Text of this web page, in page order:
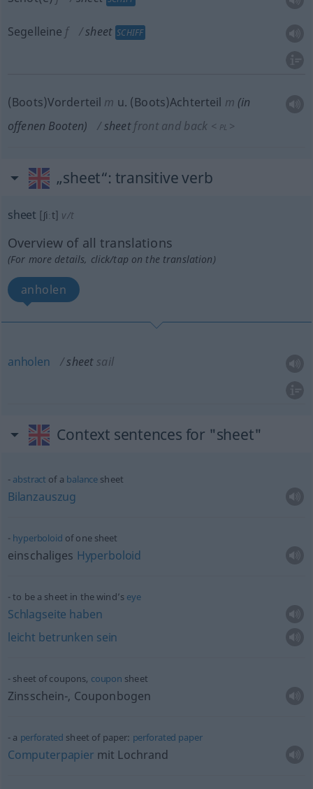
Segelleine f sheet SCHIFF
(Boots)Vorderteil m u. (Boots)Achterteil m (in
offenen Booten)
sheet front and back < PL >
„sheet“: transitive verb
sheet [ʃiːt] v/t
Overview of all translations
(For more details, click/tap on the translation)
anholen
anholen sheet sail
Context sentences for "sheet"
abstract of a balance sheet
Bilanzauszug
hyperboloid of one sheet
einschaliges Hyperboloid
to be a sheet in the wind’s eye
Schlagseite haben
leicht betrunken sein
sheet of coupons, coupon sheet
Zinsschein-, Couponbogen
a perforated sheet of paper: perforated paper
Computerpapier mit Lochrand